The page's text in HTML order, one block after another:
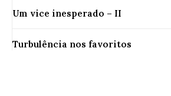
Um vice inesperado – II
Turbulência nos favoritos